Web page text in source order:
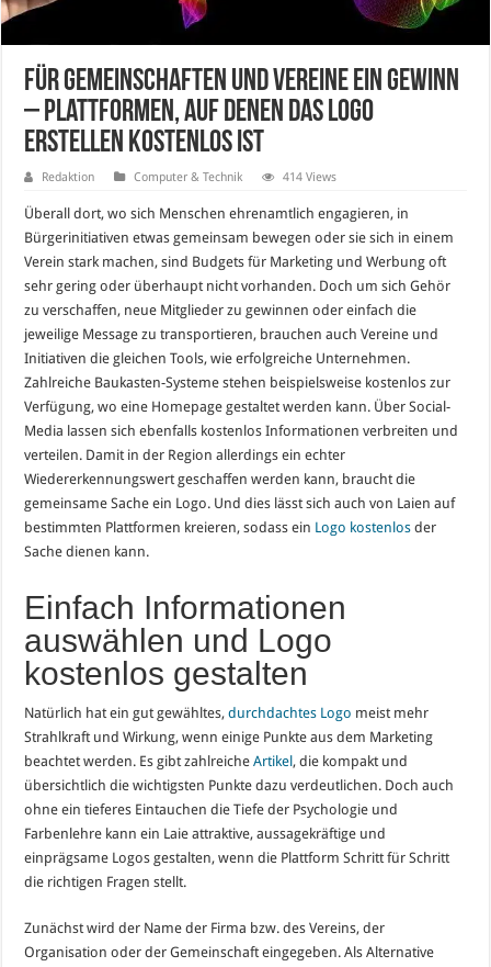
Für Gemeinschaften und Vereine ein Gewinn
– Plattformen, auf denen das Logo
erstellen kostenlos ist
Redaktion Computer & Technik 414 Views
Überall dort, wo sich Menschen ehrenamtlich engagieren, in
Bürgerinitiativen etwas gemeinsam bewegen oder sie sich in einem
Verein stark machen, sind Budgets für Marketing und Werbung oft
sehr gering oder überhaupt nicht vorhanden. Doch um sich Gehör
zu verschaffen, neue Mitglieder zu gewinnen oder einfach die
jeweilige Message zu transportieren, brauchen auch Vereine und
Initiativen die gleichen Tools, wie erfolgreiche Unternehmen.
Zahlreiche Baukasten-Systeme stehen beispielsweise kostenlos zur
Verfügung, wo eine Homepage gestaltet werden kann. Über Social-
Media lassen sich ebenfalls kostenlos Informationen verbreiten und
verteilen. Damit in der Region allerdings ein echter
Wiedererkennungswert geschaffen werden kann, braucht die
gemeinsame Sache ein Logo. Und dies lässt sich auch von Laien auf
bestimmten Plattformen kreieren, sodass ein Logo kostenlos der
Sache dienen kann.
Einfach Informationen
auswählen und Logo
kostenlos gestalten
Natürlich hat ein gut gewähltes,durchdachtes Logo meist mehr
Strahlkraft und Wirkung, wenn einige Punkte aus dem Marketing
beachtet werden. Es gibt zahlreicheArtikel, die kompakt und
übersichtlich die wichtigsten Punkte dazu verdeutlichen. Doch auch
ohne ein tieferes Eintauchen die Tiefe der Psychologie und
Farbenlehre kann ein Laie attraktive, aussagekräftige und
einprägsame Logos gestalten, wenn die Plattform Schritt für Schritt
die richtigen Fragen stellt.
Zunächst wird der Name der Firma bzw. des Vereins, der
Organisation oder der Gemeinschaft eingegeben. Als Alternative